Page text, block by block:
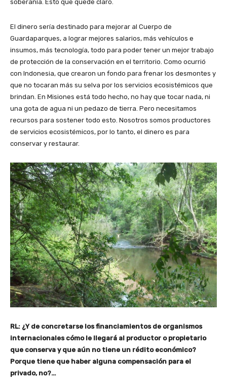
soberanía. Esto que quede claro.
El dinero sería destinado para mejorar al Cuerpo de
Guardaparques, a lograr mejores salarios, más vehículos e
insumos, más tecnología, todo para poder tener un mejor trabajo
de protección de la conservación en el territorio. Como ocurrió
con Indonesia, que crearon un fondo para frenar los desmontes y
que no tocaran más su selva por los servicios ecosistémicos que
brindan. En Misiones está todo hecho, no hay que tocar nada, ni
una gota de agua ni un pedazo de tierra. Pero necesitamos
recursos para sostener todo esto. Nosotros somos productores
de servicios ecosistémicos, por lo tanto, el dinero es para
conservar y restaurar.
RL: ¿Y de concretarse los financiamientos de organismos
internacionales cómo le llegará al productor o propietario
que conserva y que aún no tiene un rédito económico?
Porque tiene que haber alguna compensación para el
privado, no?…